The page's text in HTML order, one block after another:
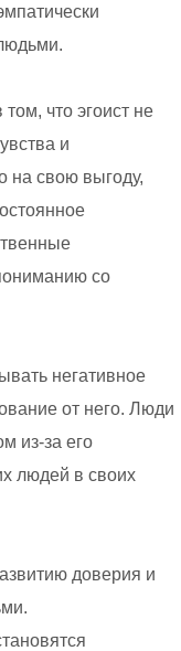
что эгоист не
и
на свою выгоду,
со
негативное
от него. Люди
из-за его
людей в своих
доверия и